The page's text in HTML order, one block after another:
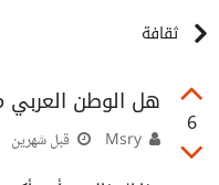
ثقافة
6
هل الوطن العربي
قبل شهرين